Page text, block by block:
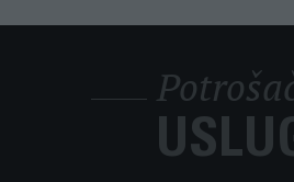
uređaj i mislim da jedan
pozovite Centar za potrošačke
dodatke, potrošne ili rezervne
veb lokaciji da biste jednostavno
za moj aparat?